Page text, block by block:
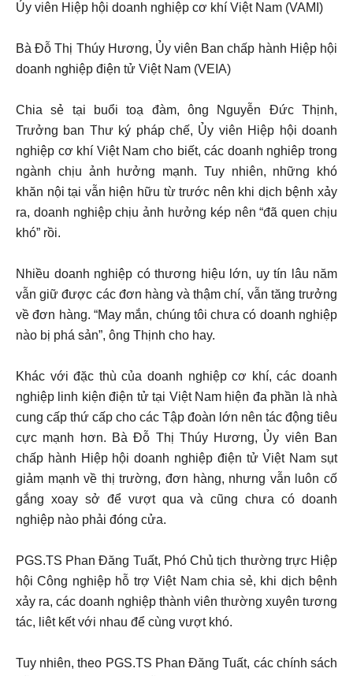
Ủy viên Hiệp hội doanh nghiệp cơ khí Việt Nam (VAMI)
Bà Đỗ Thị Thúy Hương, Ủy viên Ban chấp hành Hiệp hội
doanh nghiệp điện tử Việt Nam (VEIA)
Chia sẻ tại buổi toạ đàm, ông Nguyễn Đức Thịnh,
Trưởng ban Thư ký pháp chế, Ủy viên Hiệp hội doanh
nghiệp cơ khí Việt Nam cho biết, các doanh nghiêp trong
ngành chịu ảnh hưởng mạnh. Tuy nhiên, những khó
khăn nội tại vẫn hiện hữu từ trước nên khi dịch bệnh xảy
ra, doanh nghiệp chịu ảnh hưởng kép nên “đã quen chịu
khó” rồi.
Nhiều doanh nghiệp có thương hiệu lớn, uy tín lâu năm
vẫn giữ được các đơn hàng và thậm chí, vẫn tăng trưởng
về đơn hàng. “May mắn, chúng tôi chưa có doanh nghiệp
nào bị phá sản”, ông Thịnh cho hay.
Khác với đặc thù của doanh nghiệp cơ khí, các doanh
nghiệp linh kiện điện tử tại Việt Nam hiện đa phần là nhà
cung cấp thứ cấp cho các Tập đoàn lớn nên tác động tiêu
cực mạnh hơn. Bà Đỗ Thị Thúy Hương, Ủy viên Ban
chấp hành Hiệp hội doanh nghiệp điện tử Việt Nam sụt
giảm mạnh về thị trường, đơn hàng, nhưng vẫn luôn cố
gắng xoay sở để vượt qua và cũng chưa có doanh
nghiệp nào phải đóng cửa.
PGS.TS Phan Đăng Tuất, Phó Chủ tịch thường trực Hiệp
hội Công nghiệp hỗ trợ Việt Nam chia sẻ, khi dịch bệnh
xảy ra, các doanh nghiệp thành viên thường xuyên tương
tác, liêt kết với nhau để cùng vượt khó.
Tuy nhiên, theo PGS.TS Phan Đăng Tuất, các chính sách